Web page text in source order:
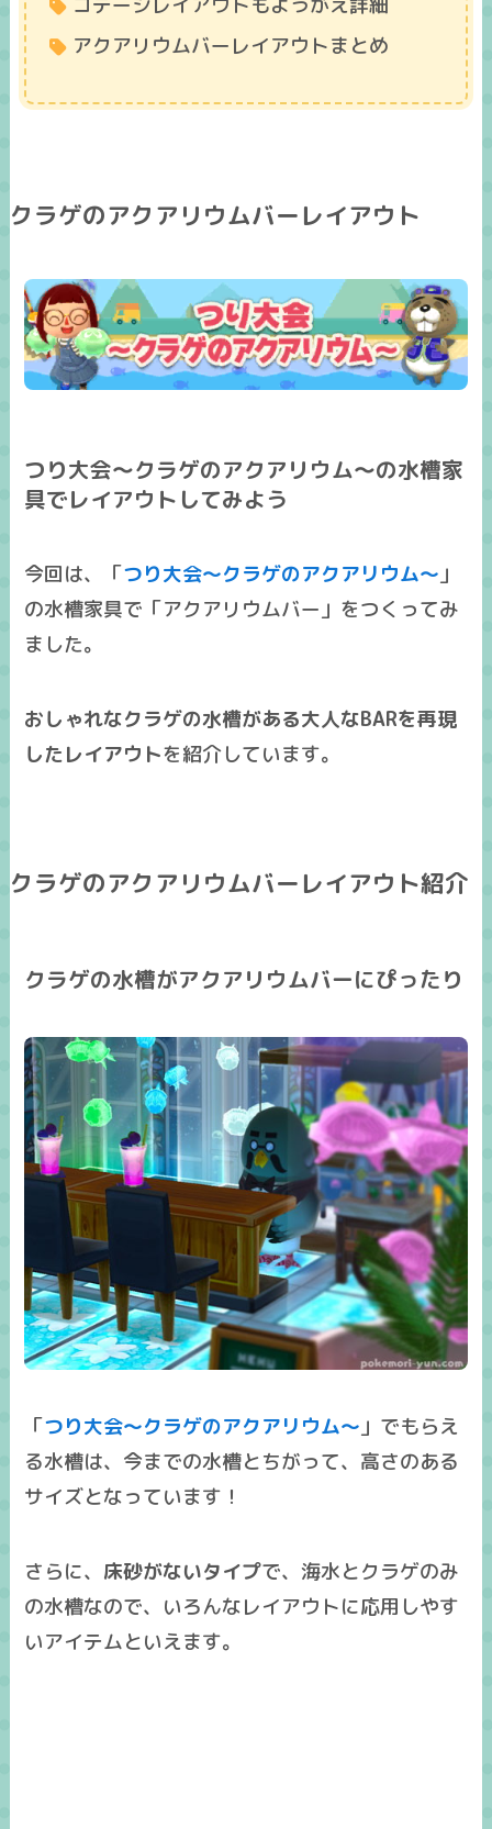
アクアリウムバーレイアウトまとめ
クラゲのアクアリウムバーレイアウト
つり大会～クラゲのアクアリウム～の水槽家
具でレイアウトしてみよう
今回は、「つり大会～クラゲのアクアリウム～」
の水槽家具で「アクアリウムバー」をつくってみ
ました。
おしゃれなクラゲの水槽がある大人なBARを再現
したレイアウトを紹介しています。
クラゲのアクアリウムバーレイアウト紹介
クラゲの水槽がアクアリウムバーにぴったり
「つり大会～クラゲのアクアリウム～ 」でもらえ
る水槽は、今までの水槽とちがって、高さのある
サイズとなっています！
さらに、 床砂がないタイプで、海水とクラゲのみ
の水槽なので、 いろんなレイアウトに応用しやす
いアイテムといえます。